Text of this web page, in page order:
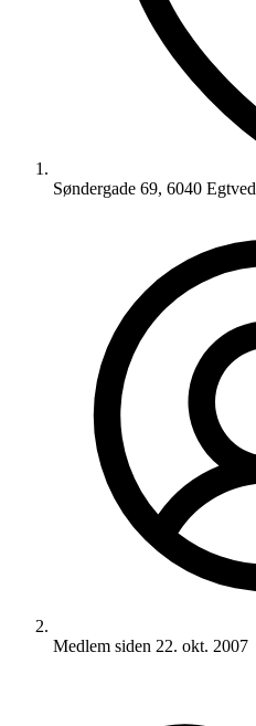
Søndergade 69, 6040 Egtved
Medlem siden 22. okt. 2007